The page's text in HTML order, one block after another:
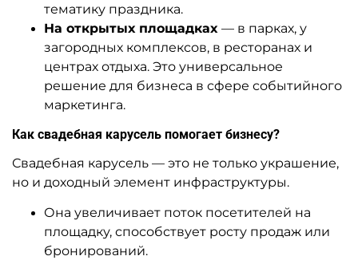
тематику праздника.
На открытых площадках — в парках, у
загородных комплексов, в ресторанах и
центрах отдыха. Это универсальное
решение для бизнеса в сфере событийного
маркетинга.
Как свадебная карусель помогает бизнесу?
Свадебная карусель — это не только украшение,
но и доходный элемент инфраструктуры.
Она увеличивает поток посетителей на
площадку, способствует росту продаж или
бронирований.